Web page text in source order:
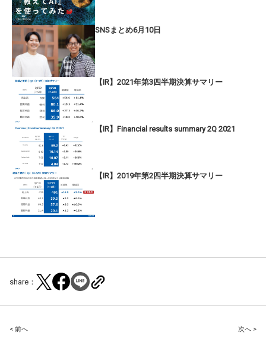
SNSまとめ6月10日
【IR】2021年第3四半期決算サマリー
【IR】Financial results summary 2Q 2021
【IR】2019年第2四半期決算サマリー
share：
Post
< 前へ 次へ >